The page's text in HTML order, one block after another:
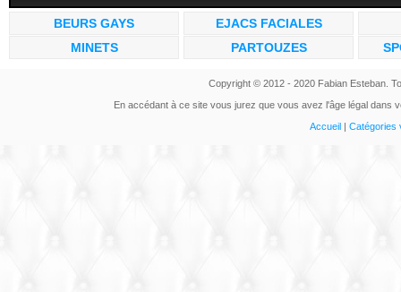
BEURS GAYS
EJACS FACIALES
MINETS
PARTOUZES
Copyright © 2012 - 2020 Fabian Esteban.
En accédant à ce site vous jurez que vous avez l'âge légal dans
Accueil
Catégories